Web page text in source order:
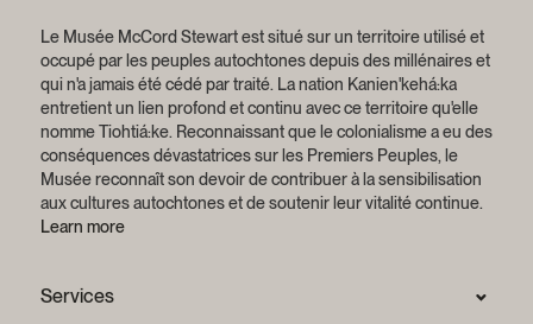
Le Musée McCord Stewart est situé sur un territoire utilisé et
occupé par les peuples autochtones depuis des millénaires et
qui n'a jamais été cédé par traité. La nation Kanien'kehá:ka
entretient un lien profond et continu avec ce territoire qu'elle
nomme Tiohtiá:ke. Reconnaissant que le colonialisme a eu des
conséquences dévastatrices sur les Premiers Peuples, le
Musée reconnaît son devoir de contribuer à la sensibilisation
aux cultures autochtones et de soutenir leur vitalité continue.
Learn more
Services